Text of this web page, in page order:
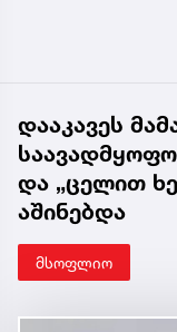
დააკავეს
და „ცელით
აშინებდა
მსოფლიო